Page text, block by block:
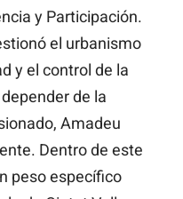
y Participación.
el urbanismo
y el control de la
de la
Amadeu
Dentro de este
peso específico